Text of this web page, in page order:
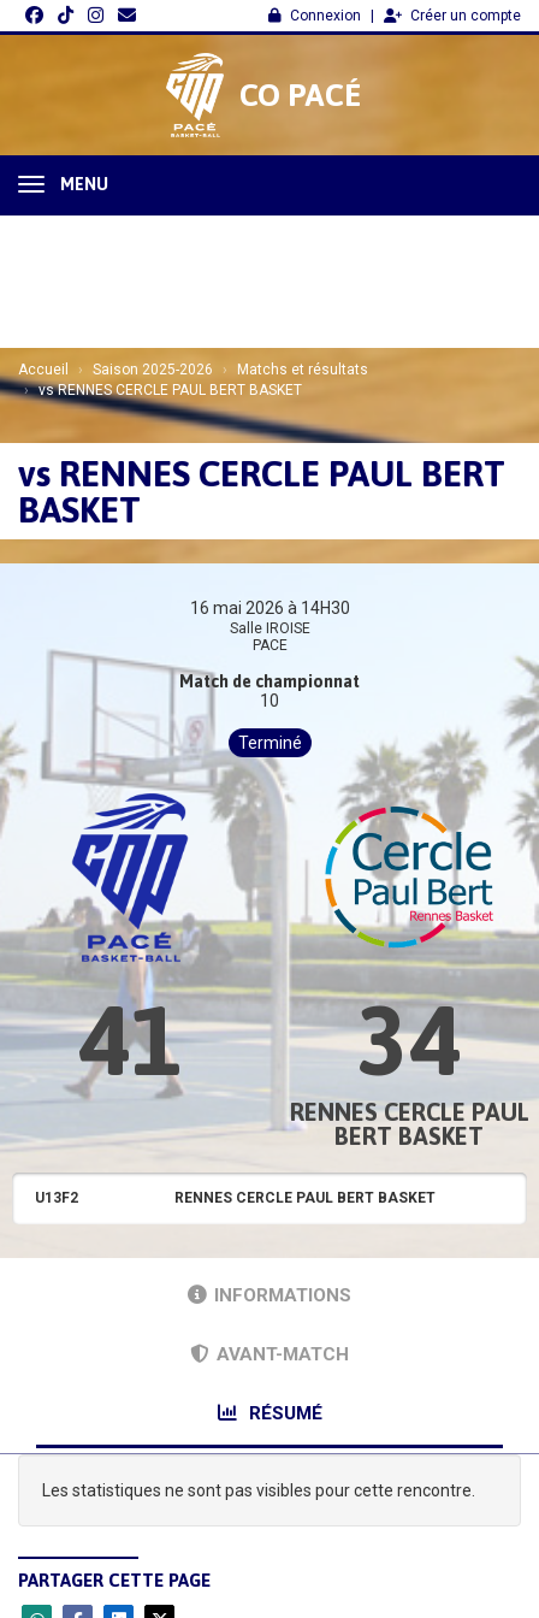
Connexion Créer un compte
CO PACÉ
MENU
Accueil Saison 2025-2026
Matchs et résultats
vs RENNES CERCLE PAUL BERT BASKET
vs RENNES CERCLE PAUL BERT
BASKET
16 mai 2026 à 14H30
Salle IROISE
PACE
Match de championnat
10
Terminé
41 34
RENNES CERCLE PAUL
BERT BASKET
U13F2 RENNES CERCLE PAUL BERT BASKET
INFORMATIONS
AVANT-MATCH
RÉSUMÉ
Les statistiques ne sont pas visibles pour cette rencontre.
PARTAGER CETTE PAGE
Panneau de gestion des cookies